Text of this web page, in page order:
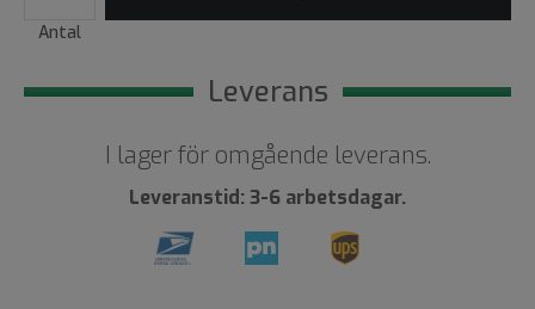
Antal
Leverans
I lager för omgående leverans.
Leveranstid: 3-6 arbetsdagar.